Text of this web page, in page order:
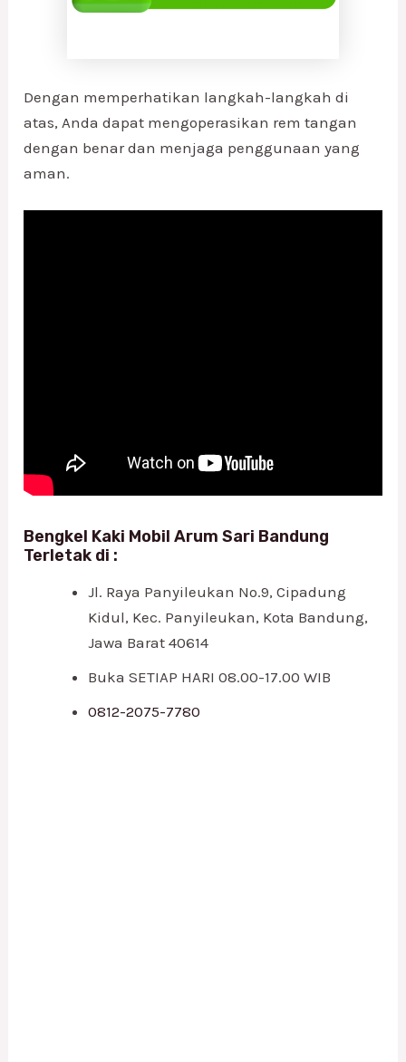
Dengan memperhatikan langkah-langkah di
atas, Anda dapat mengoperasikan rem tangan
dengan benar dan menjaga penggunaan yang
aman.
Bengkel Kaki Mobil Arum Sari Bandung
Terletak di :
Jl. Raya Panyileukan No.9, Cipadung
Kidul, Kec. Panyileukan, Kota Bandung,
Jawa Barat 40614
Buka SETIAP HARI 08.00-17.00 WIB
0812-2075-7780